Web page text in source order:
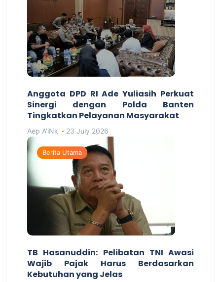
Anggota DPD RI Ade Yuliasih Perkuat
Sinergi dengan Polda Banten
Tingkatkan Pelayanan Masyarakat
Aep A'iNk 23 July 2026
Berita Utama
TB Hasanuddin: Pelibatan TNI Awasi
Wajib Pajak Harus Berdasarkan
Kebutuhan yang Jelas